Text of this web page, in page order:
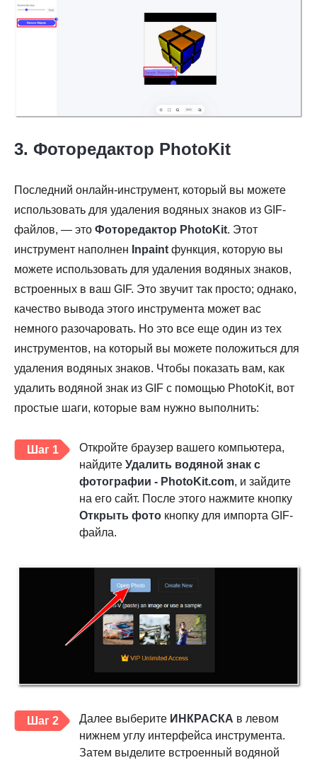
3. Фоторедактор PhotoKit
Последний онлайн-инструмент, который вы можете
использовать для удаления водяных знаков из GIF-
файлов, — это Фоторедактор PhotoKit. Этот
инструмент наполнен Inpaint функция, которую вы
можете использовать для удаления водяных знаков,
встроенных в ваш GIF. Это звучит так просто; однако,
качество вывода этого инструмента может вас
немного разочаровать. Но это все еще один из тех
инструментов, на который вы можете положиться для
удаления водяных знаков. Чтобы показать вам, как
удалить водяной знак из GIF с помощью PhotoKit, вот
простые шаги, которые вам нужно выполнить:
Шаг 1
Откройте браузер вашего компьютера,
найдите Удалить водяной знак с
фотографии - PhotoKit.com, и зайдите
на его сайт. После этого нажмите кнопку
Открыть фото кнопку для импорта GIF-
файла.
Шаг 2 Далее выберите ИНКРАСКА в левом
нижнем углу интерфейса инструмента.
Затем выделите встроенный водяной